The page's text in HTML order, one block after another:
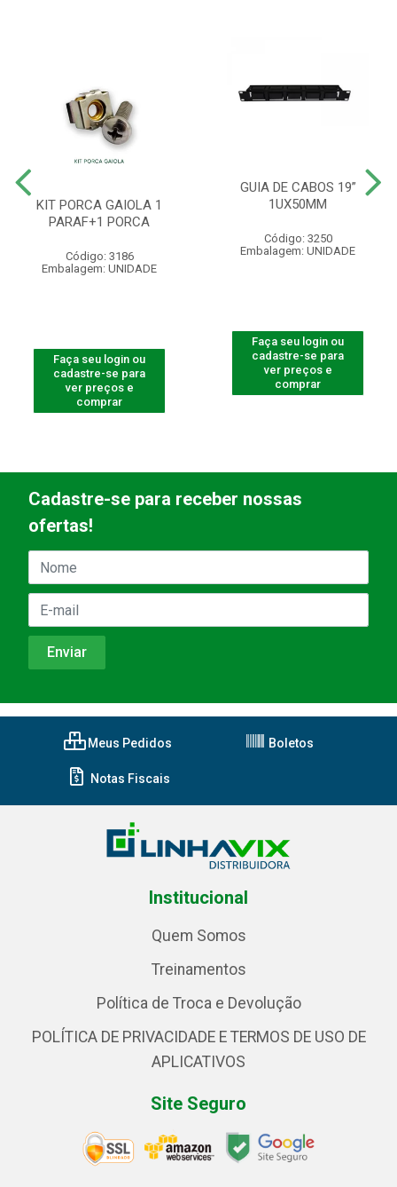
KIT PORCA GAIOLA 1
PARAF+1 PORCA
Código: 3186
Embalagem: UNIDADE
Faça seu login ou
cadastre-se para
ver preços e
comprar
GUIA DE CABOS 19”
1UX50MM
Código: 3250
Embalagem: UNIDADE
Faça seu login ou
cadastre-se para
ver preços e
comprar
Cadastre-se para receber nossas
ofertas!
Meus Pedidos Boletos
Notas Fiscais
Institucional
Quem Somos
Treinamentos
Política de Troca e Devolução
POLÍTICA DE PRIVACIDADE E TERMOS DE USO DE
APLICATIVOS
Site Seguro